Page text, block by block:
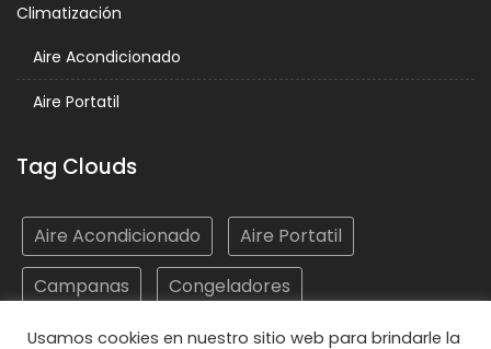
Climatización
Aire Acondicionado
Aire Portatil
Tag Clouds
Aire Acondicionado
Aire Portatil
Campanas
Congeladores
Electrodomésticos
Frigoríficos
Hornos
Usamos cookies en nuestro sitio web para brindarle la